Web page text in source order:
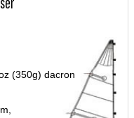
(350g) dacron